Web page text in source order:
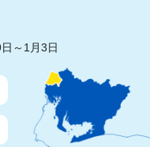
～1月3日